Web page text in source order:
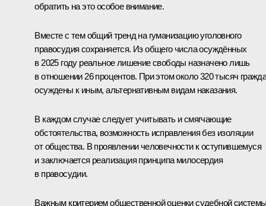
обратить на это особое внимание.
Вместе с тем общий тренд на гуманизацию уголовного
правосудия сохраняется. Из общего числа осуждённых
в 2025 году реальное лишение свободы назначено лишь
в отношении 26 процентов. При этом около 320 тысяч
осуждены к иным, альтернативным видам наказания.
В каждом случае следует учитывать и смягчающие
обстоятельства, возможность исправления без изоляции
от общества. В проявлении человечности к оступившемуся
и заключается реализация принципа милосердия
в правосудии.
Важным критерием общественной оценки судебной